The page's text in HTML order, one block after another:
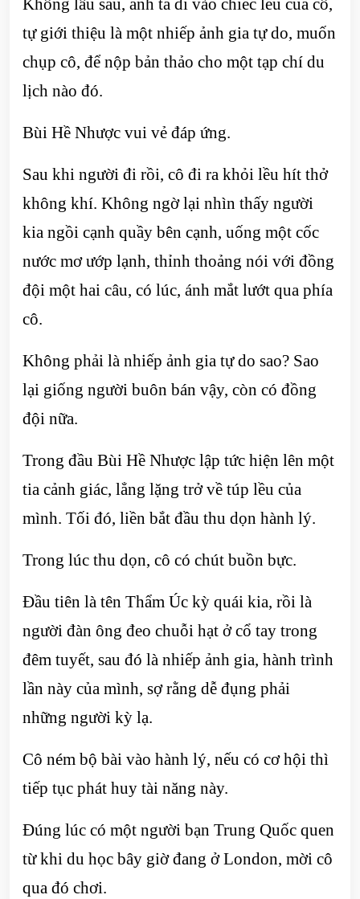
Không lâu sau, anh ta đi vào chiếc lều của cô,
tự giới thiệu là một nhiếp ảnh gia tự do, muốn
chụp cô, để nộp bản thảo cho một tạp chí du
lịch nào đó.
Bùi Hề Nhược vui vẻ đáp ứng.
Sau khi người đi rồi, cô đi ra khỏi lều hít thở
không khí. Không ngờ lại nhìn thấy người
kia ngồi cạnh quầy bên cạnh, uống một cốc
nước mơ ướp lạnh, thỉnh thoảng nói với đồng
đội một hai câu, có lúc, ánh mắt lướt qua phía
cô.
Không phải là nhiếp ảnh gia tự do sao? Sao
lại giống người buôn bán vậy, còn có đồng
đội nữa.
Trong đầu Bùi Hề Nhược lập tức hiện lên một
tia cảnh giác, lẳng lặng trở về túp lều của
mình. Tối đó, liền bắt đầu thu dọn hành lý.
Trong lúc thu dọn, cô có chút buồn bực.
Đầu tiên là tên Thẩm Úc kỳ quái kia, rồi là
người đàn ông đeo chuỗi hạt ở cổ tay trong
đêm tuyết, sau đó là nhiếp ảnh gia, hành trình
lần này của mình, sợ rằng dễ đụng phải
những người kỳ lạ.
Cô ném bộ bài vào hành lý, nếu có cơ hội thì
tiếp tục phát huy tài năng này.
Đúng lúc có một người bạn Trung Quốc quen
từ khi du học bây giờ đang ở London, mời cô
qua đó chơi.